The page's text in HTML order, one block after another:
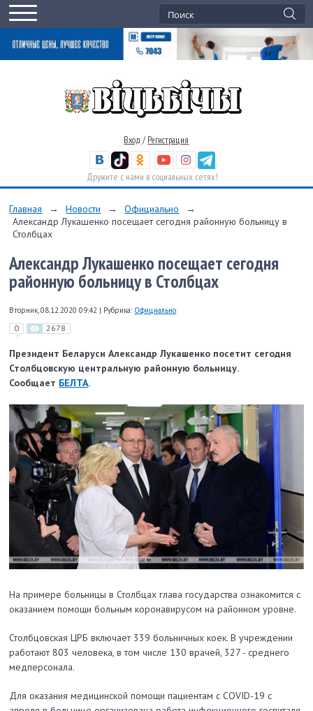
Вход / Регистрация
Дружите с нами в социальных сетях!
Главная → Новости → Официально
→
Александр Лукашенко посещает сегодня районную больницу в
Столбцах
Александр Лукашенко посещает сегодня
районную больницу в Столбцах
Вторник, 08.12.2020 09:42 | Рубрика: Официально
0 2678
Президент Беларуси Александр Лукашенко посетит сегодня
Столбцовскую центральную районную больницу.
Сообщает БЕЛТА.
На примере больницы в Столбцах глава государства ознакомится с
оказанием помощи больным коронавирусом на районном уровне.
Столбцовская ЦРБ включает 339 больничных коек. В учреждении
работают 803 человека, в том числе 130 врачей, 327 - среднего
медперсонала.
Для оказания медицинской помощи пациентам с COVID-19 с